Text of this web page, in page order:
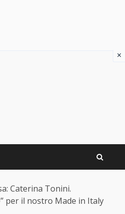
Caterina Tonini.
per il nostro Made in Italy
×